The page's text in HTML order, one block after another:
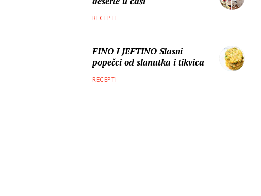
RECEPTI
FINO I JEFTINO Slasni
popečci od slanutka i tikvica
RECEPTI